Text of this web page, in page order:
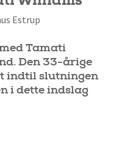
Estrup
Tamati
Den 33-årige
indtil slutningen
i dette indslag